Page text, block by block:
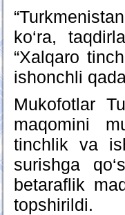
ko‘ra,
“Xalqaro
ishonchli
Mukofotlar
maqomini
tinchlik va
surishga
betaraflik
topshirildi.